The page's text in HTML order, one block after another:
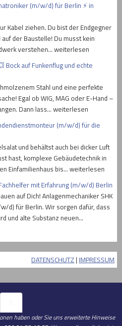
(m/w/d) für Berlin ⚡ in
Kabel ziehen. Du bist der Endgegner
der Baustelle! Du musst kein
verstehen… weiterlesen
auf Funkenflug und echte
Stahl und eine perfekte
Egal ob WIG, MAG oder E-Hand –
Dann lass… weiterlesen
(m/w/d) für die
und behältst auch bei dicker Luft
hast, komplexe Gebäudetechnik in
Einfamilienhaus bis… weiterlesen
mit Erfahrung (m/w/d) Berlin
auf Dich! Anlagenmechaniker SHK
d) für Berlin. Wir sorgen dafür, dass
und alte Substanz neuen…
DATENSCHUTZ | IMPRESSUM
haben oder Sie uns erweiterte Hinweise